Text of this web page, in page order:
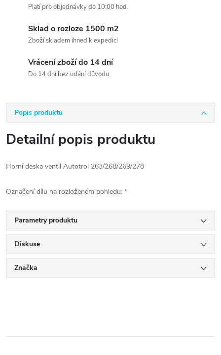
Platí pro objednávky do 10:00 hod.
Sklad o rozloze 1500 m2
Zboží skladem ihned k expedici
Vrácení zboží do 14 dní
Do 14 dní bez udání důvodu
Popis produktu
Detailní popis produktu
Horní deska ventil Autotrol 263/268/269/278
Označení dílu na rozloženém pohledu: *
Parametry produktu
Diskuse
Značka